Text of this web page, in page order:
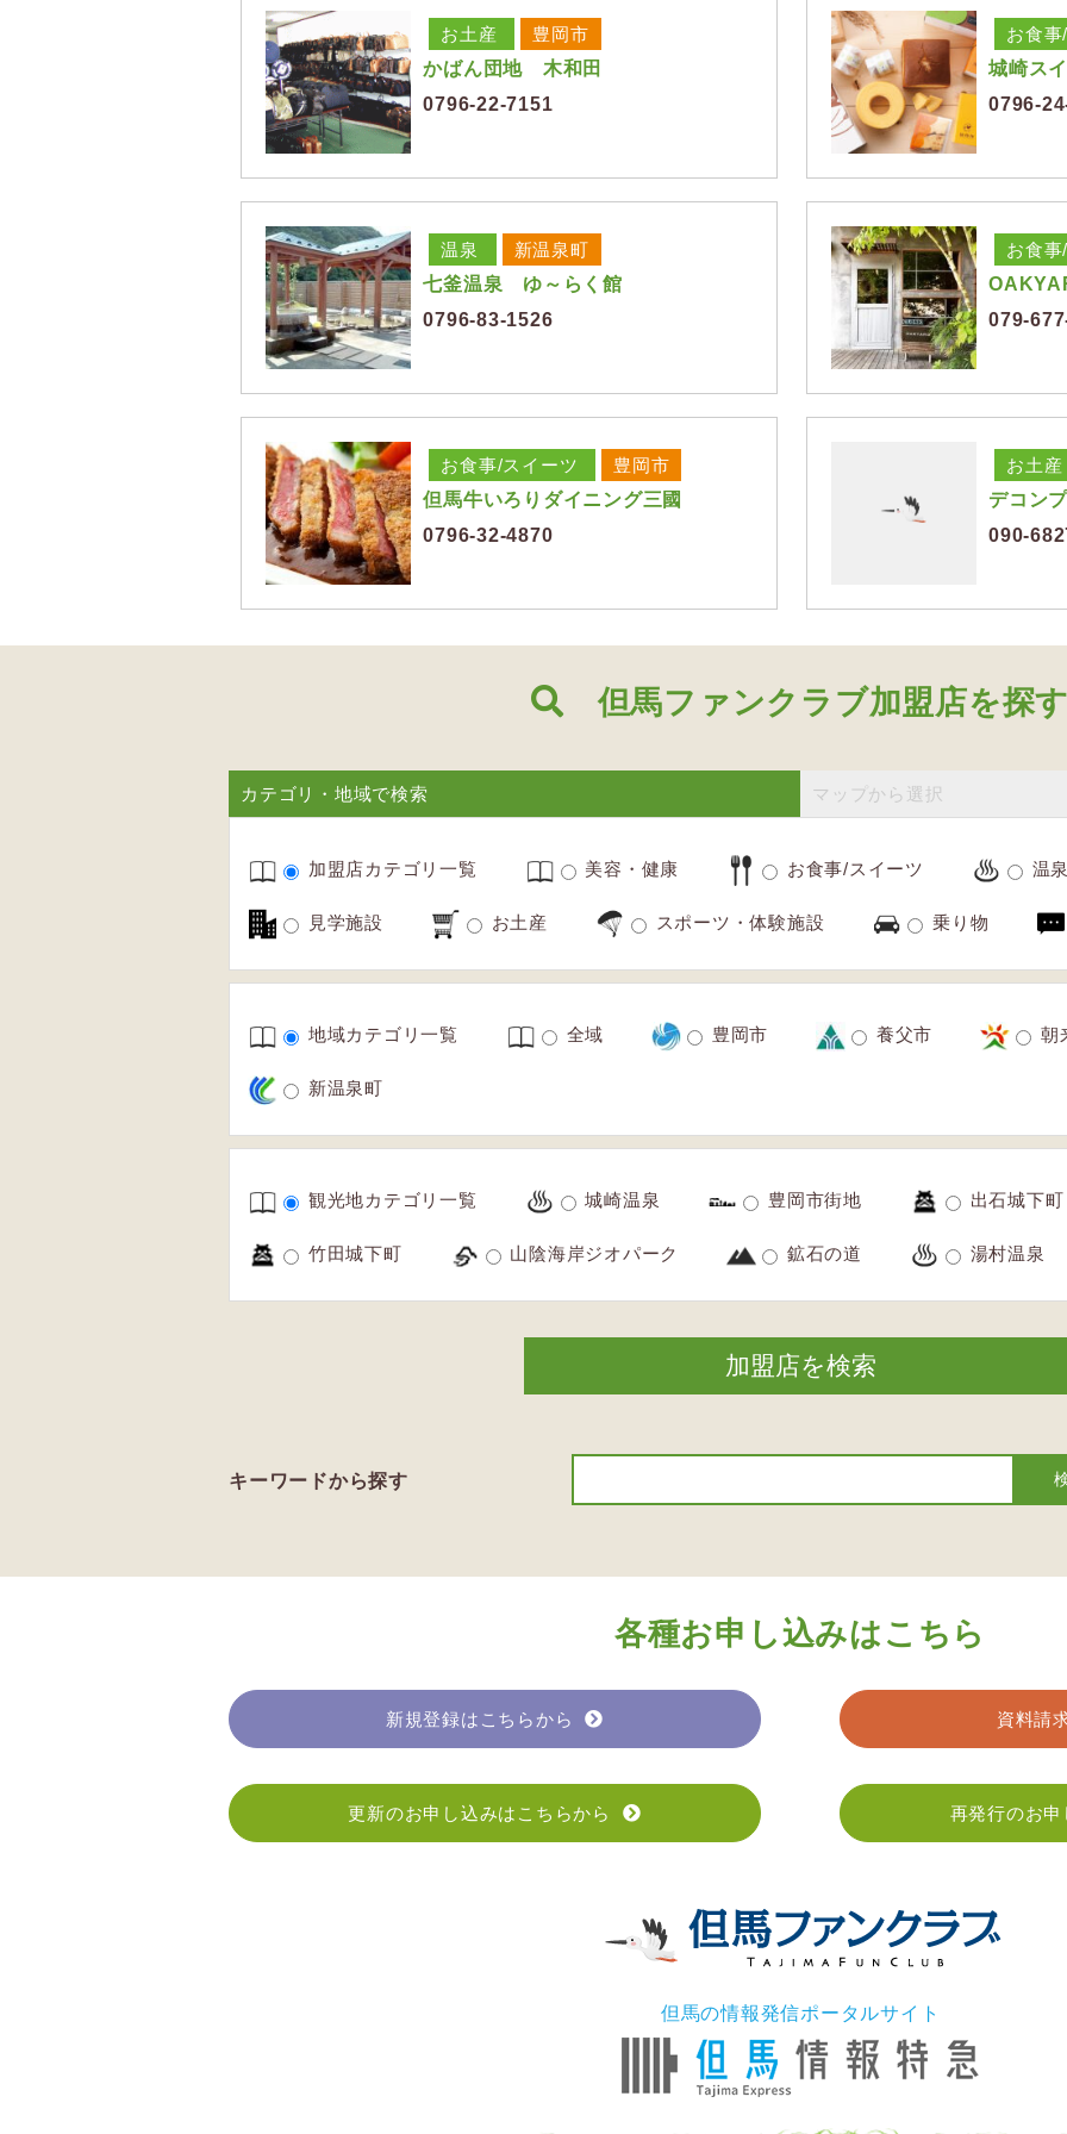
お土産
豊岡市
かばん団地 木和田
0796-22-7151
お食
城崎ス
0796-
温泉
新温泉町
七釜温泉 ゆ～らく館
0796-83-1526
お食
079-
お食事/スイーツ
豊岡市
但馬牛いろりダイニング三國
0796-32-4870
お土産
デコン
090-
但馬ファンクラブ加盟店を探
カテゴリ・地域で検索 マップから選択
加盟店カテゴリ一覧 美容・健康 お食事/スイーツ 温
見学施設 お土産 スポーツ・体験施設 乗り物
地域カテゴリ一覧 全域 豊岡市 養父市 朝
新温泉町
観光地カテゴリ一覧 城崎温泉 豊岡市街地 出石城下町
竹田城下町 山陰海岸ジオパーク 鉱石の道 湯村温泉
キーワードから探す
各種お申し込みはこちら
新規登録はこちらから 資料請
更新のお申し込みはこちらから 再発行のお
但馬の情報発信ポータルサイト